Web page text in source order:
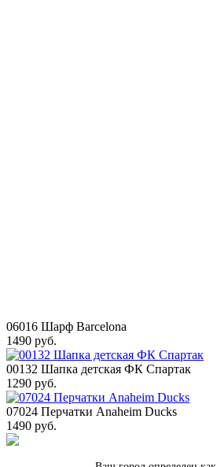
06016 Шарф Barcelona
1490 руб.
00132 Шапка детская ФК Спартак
1290 руб.
07024 Перчатки Anaheim Ducks
1490 руб.